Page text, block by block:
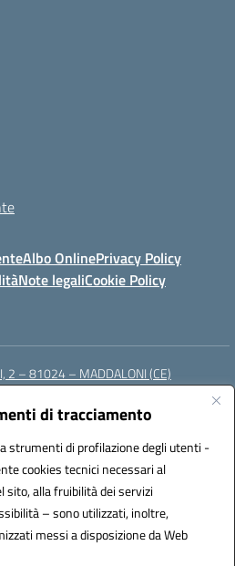
di tracciamento
strumenti di profilazione degli utenti -
cookies tecnici necessari al
alla fruibilità dei servizi
– sono utilizzati, inoltre,
messi a disposizione da Web
Albo OnlinePrivacy Policy
Note legaliCookie Policy
2 – 81024 – MADDALONI (CE)
ceic8av00r@pec.istruzione.it
(IPA): icamm
UF8WE6